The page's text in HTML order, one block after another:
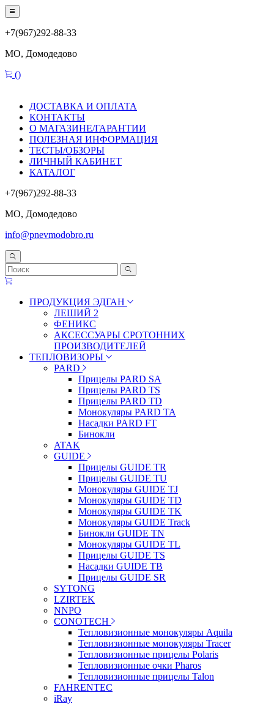
+7(967)292-88-33
МО, Домодедово
()
ДОСТАВКА И ОПЛАТА
КОНТАКТЫ
О МАГАЗИНЕ/ГАРАНТИИ
ПОЛЕЗНАЯ ИНФОРМАЦИЯ
ТЕСТЫ/ОБЗОРЫ
ЛИЧНЫЙ КАБИНЕТ
КАТАЛОГ
+7(967)292-88-33
МО, Домодедово
info@pnevmodobro.ru
ПРОДУКЦИЯ ЭДГАН
ЛЕШИЙ 2
ФЕНИКС
АКСЕССУАРЫ СРОТОННИХ
ПРОИЗВОДИТЕЛЕЙ
ТЕПЛОВИЗОРЫ
PARD
Прицелы PARD SA
Прицелы PARD TS
Прицелы PARD TD
Монокуляры PARD TA
Насадки PARD FT
Бинокли
ATAK
GUIDE
Прицелы GUIDE TR
Прицелы GUIDE TU
Монокуляры GUIDE TJ
Монокуляры GUIDE TD
Монокуляры GUIDE TK
Монокуляры GUIDE Track
Бинокли GUIDE TN
Монокуляры GUIDE TL
Прицелы GUIDE TS
Насадки GUIDE TB
Прицелы GUIDE SR
SYTONG
LZIRTEK
NNPO
CONOTECH
Тепловизионные монокуляры Aquila
Тепловизионные монокуляры Tracer
Тепловизионные прицелы Polaris
Тепловизионные очки Pharos
Тепловизионные прицелы Talon
FAHRENTEC
iRay